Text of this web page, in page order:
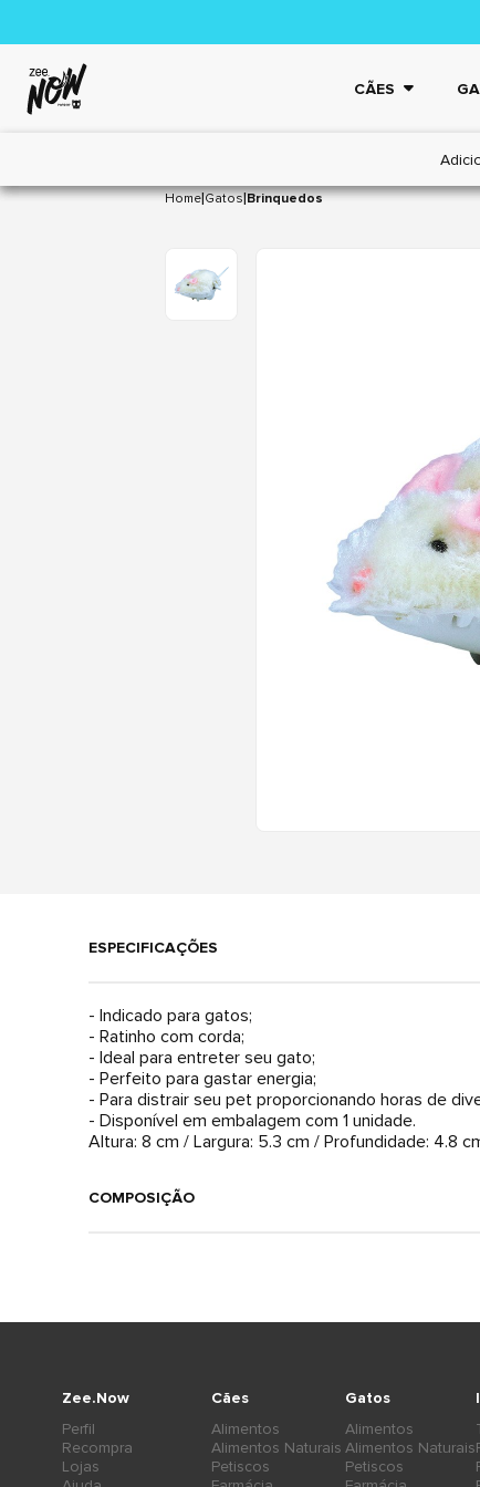
CÃES
Home|Gatos|Brinquedos
ESPECIFICAÇÕES
- Indicado para gatos;
- Ratinho com corda;
- Ideal para entreter seu gato;
- Perfeito para gastar energia;
- Para distrair seu pet proporcionando horas de
- Disponível em embalagem com 1 unidade.
Altura: 8 cm / Largura: 5.3 cm / Profundidade: 4.8
COMPOSIÇÃO
Cães
Alimentos
Alimentos Naturais
Petiscos
Gatos
Alimentos
Alimentos Naturais
Petiscos
Zee.Now
Perfil
Recompra
Lojas